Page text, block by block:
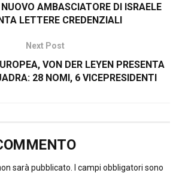
AMBASCIATORE DI ISRAELE
LETTERE CREDENZIALI
Next Post
VON DER LEYEN PRESENTA
28 NOMI, 6 VICEPRESIDENTI
sarà pubblicato.
I campi obbligatori sono